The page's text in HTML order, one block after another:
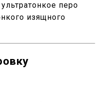
перо
изящного